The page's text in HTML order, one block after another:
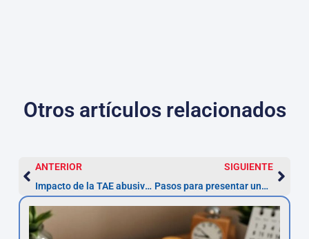
Otros artículos relacionados
ANTERIOR
Impacto de la TAE abusiva en tu economía: ¿cuándo reclamar?
SIGUIENTE
Pasos para presentar una reclamación efectiva de nulidad por interés usurario